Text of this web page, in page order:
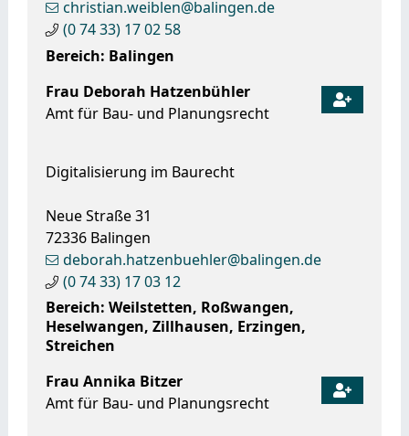
christian.weiblen@balingen.de
(07433) 1702 58
Bereich: Balingen
Frau Deborah Hatzenbühler
Amt für Bau- und Planungsrecht
Digitalisierung im Baurecht
Neue Straße 31
72336 Balingen
deborah.hatzenbuehler@balingen.de
(07433) 1703 12
Bereich: Weilstetten, Roßwangen,
Heselwangen, Zillhausen, Erzingen,
Streichen
Frau Annika Bitzer
Amt für Bau- und Planungsrecht